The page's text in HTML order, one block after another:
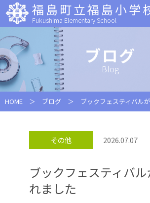
福島町立福島小学
Fukushima Elementary School
ブログ
Blog
HOME ＞ ブログ ＞ ブックフェスティバル
その他 2026.07.07
ブックフェスティバ
れました